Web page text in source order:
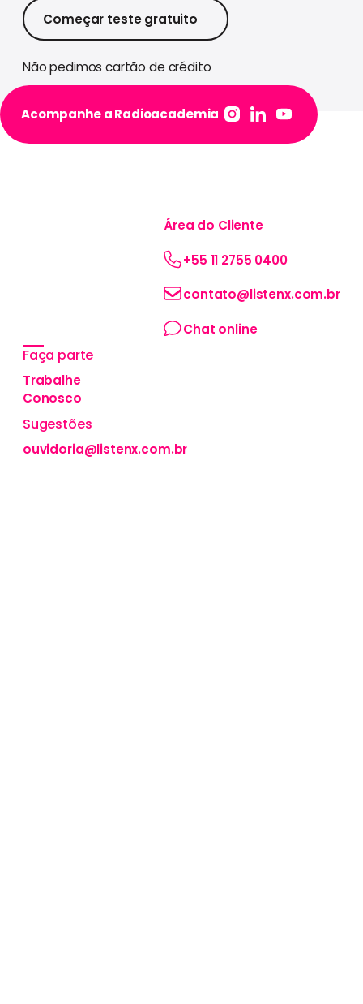
Começar teste gratuito
Começar teste gratuito
Não pedimos cartão de crédito
FooterAcompanhe a Radioacademia
Faça parte
Trabalhe
Conosco
Sugestões
ouvidoria@listenx.com.br
Área do Cliente
+55 11 2755 0400
contato@listenx.com.br
Chat online